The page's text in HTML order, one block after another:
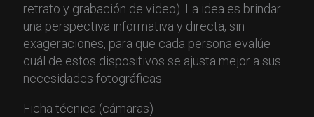
retrato y grabación de video). La idea es brindar
una perspectiva informativa y directa, sin
exageraciones, para que cada persona evalúe
cuál de estos dispositivos se ajusta mejor a sus
necesidades fotográficas.
Ficha técnica (cámaras)